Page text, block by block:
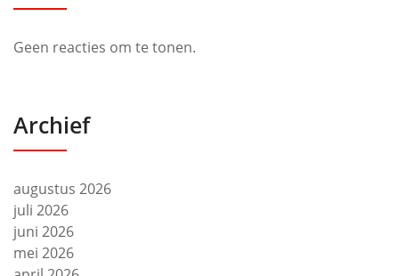
Geen reacties om te tonen.
Archief
augustus 2026
juli 2026
juni 2026
mei 2026